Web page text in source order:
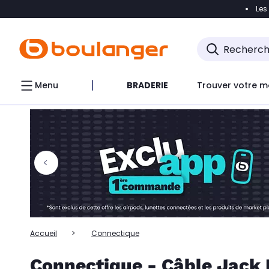
Accéder
Accéder directement au chatbot
Menu BRADERIE Trouver votre
Accueil Connectique